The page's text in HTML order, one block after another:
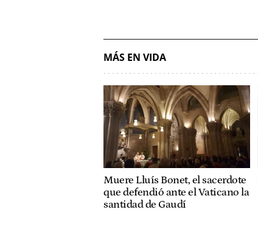
MÁS EN VIDA
Muere Lluís Bonet, el sacerdote
que defendió ante el Vaticano la
santidad de Gaudí